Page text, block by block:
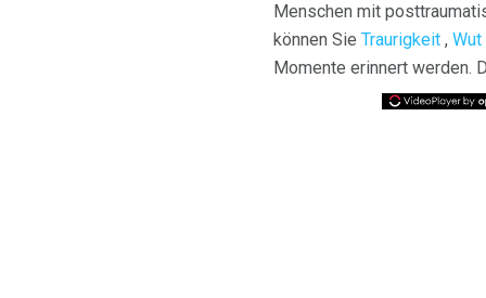
Menschen mit
können Sie Traurigkeit , Wut
Momente erinnert werden.